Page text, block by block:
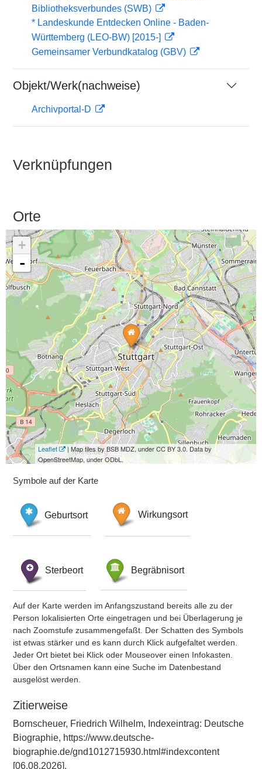
Bibliotheksverbundes (SWB)
* Landeskunde Entdecken Online - Baden-
Württemberg (LEO-BW) [2015-]
Gemeinsamer Verbundkatalog (GBV)
Objekt/Werk(nachweise)
Archivportal-D
Verknüpfungen
Orte
+
-
Leaflet
| Map tiles by BSB MDZ, under CC BY 3.0. Data by
OpenStreetMap, under ODbL.
Symbole auf der Karte
Geburtsort Wirkungsort
Sterbeort Begräbnisort
Auf der Karte werden im Anfangszustand bereits alle zu der
Person lokalisierten Orte eingetragen und bei Überlagerung je
nach Zoomstufe zusammengefaßt. Der Schatten des Symbols
ist etwas stärker und es kann durch Klick aufgefaltet werden.
Jeder Ort bietet bei Klick oder Mouseover einen Infokasten.
Über den Ortsnamen kann eine Suche im Datenbestand
ausgelöst werden.
Zitierweise
Bornscheuer, Friedrich Wilhelm, Indexeintrag: Deutsche
Biographie, https://www.deutsche-
biographie.de/gnd1012715930.html#indexcontent
[06.08.2026].